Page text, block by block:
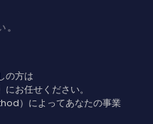
の方は
お任せください。
）によってあなたの事業